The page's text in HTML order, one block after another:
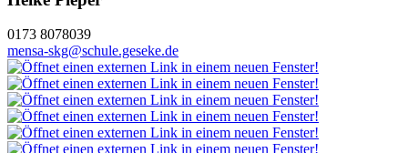
0173 8078039
mensa-skg@schule.geseke.de